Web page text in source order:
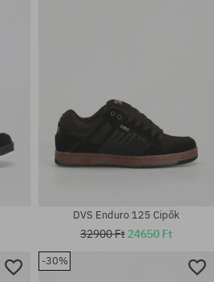
Elérhető méretek:
DVS Enduro 125 Cipők
32900 Ft 24650 Ft
-30%